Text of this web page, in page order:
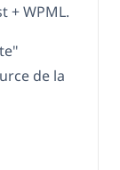
+ WPML.
de la